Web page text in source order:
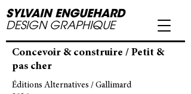
DESIGN GRAPHIQUE
SYLVAIN ENGUEHARD
Concevoir & construire / Petit &
pas cher
Éditions Alternatives / Gallimard